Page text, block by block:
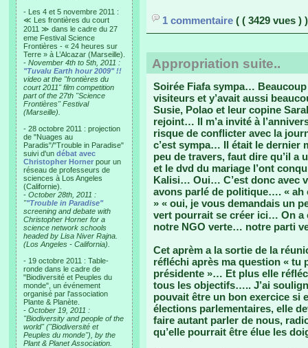
- Les 4 et 5 novembre 2011 :
≪ Les frontières du court
2011 ≫ dans le cadre du 27
eme Festival Science
Frontières - « 24 heures sur
Terre » à L’Alcazar (Marseille).
- November 4th to 5th, 2011 :
"Tuvalu Earth hour 2009" !!
video at the "frontières du
court 2011" film competition
part of the 27th "Science
Frontières" Festival
(Marseille).
- 28 octobre 2011 : projection
de "Nuages au
Paradis"/"Trouble in Paradise"
suivi d'un débat avec
Christopher Horner pour un
réseau de professeurs de
sciences à Los Angeles
(Californie).
- October 28th, 2011 :
""Trouble in Paradise"
screening and debate with
Christopher Horner for a
science network schools
headed by Lisa Niver Rajna.
(Los Angeles - California).
- 19 octobre 2011 : Table-
ronde dans le cadre de
"Biodiversité et Peuples du
monde", un événement
organisé par l'association
Plante & Planète.
- October 19, 2011 :
"Biodiversity and people of the
world" ("Biodiversité et
Peuples du monde"), by the
Plant & Planet Association.
1 commentaire ( ( 3429 vues ) )
Appropriation suite..
Soirée Fiafa sympa…
visiteurs et y’avait aussi
Susie, Polao et leur copine
rejoint… Il m’a invité à
risque de conflicter avec la
c’est sympa… Il était le dernier
peu de travers, faut dire qu’il
et le dvd du mariage l’ont
Kalisi… Oui… C’est donc avec
avons parlé de politique…. « ah
» « oui, je vous demandais un
vert pourrait se créer ici… On a
notre NGO verte… notre parti
Cet aprèm a la sortie de la
réfléchi après ma question « tu
présidente »… Et plus elle
tous les objectifs….. J’ai
pouvait être un bon exercice si
élections parlementaires, elle
faire autant parler de nous,
qu’elle pourrait être élue les